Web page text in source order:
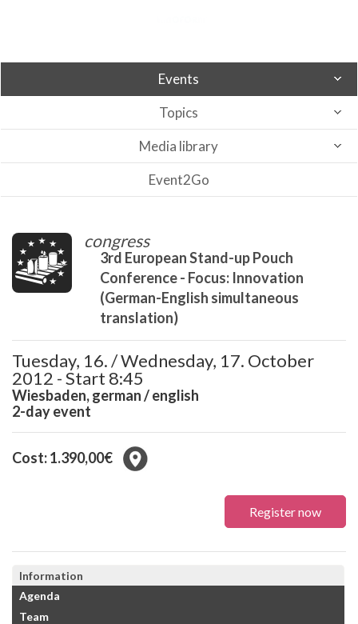
Events
Topics
Media library
Event2Go
congress
3rd European Stand-up Pouch
Conference - Focus: Innovation
(German-English simultaneous
translation)
Tuesday, 16. / Wednesday, 17. October
2012 - Start 8:45
Wiesbaden, german / english
2-day event
Cost: 1.390,00€
Register now
Information
Agenda
Team